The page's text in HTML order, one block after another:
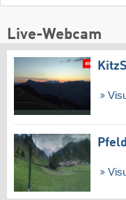
Live-Webcam